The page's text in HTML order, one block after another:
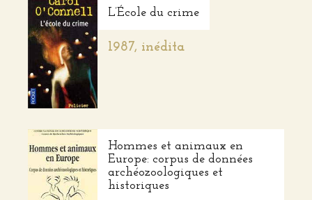
L’École du crime
1987, inédita
Hommes et animaux en
Europe: corpus de données
archéozoologiques et
historiques